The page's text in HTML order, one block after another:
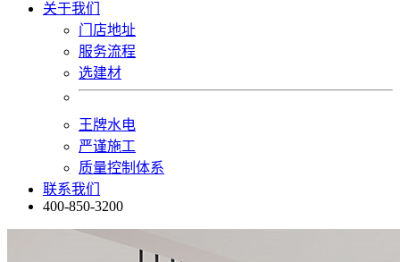
关于我们
门店地址
服务流程
选建材
王牌水电
严谨施工
质量控制体系
联系我们
400-850-3200